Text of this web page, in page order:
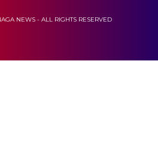
NEWS - ALL RIGHTS RESERVED